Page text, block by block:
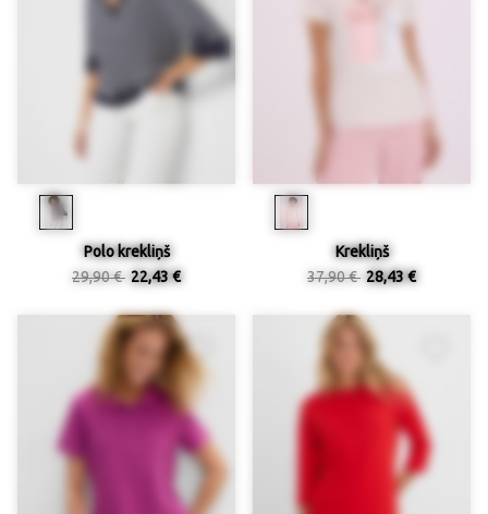
Polo krekliņš
29,90 € 22,43 €
Krekliņš
37,90 € 28,43 €